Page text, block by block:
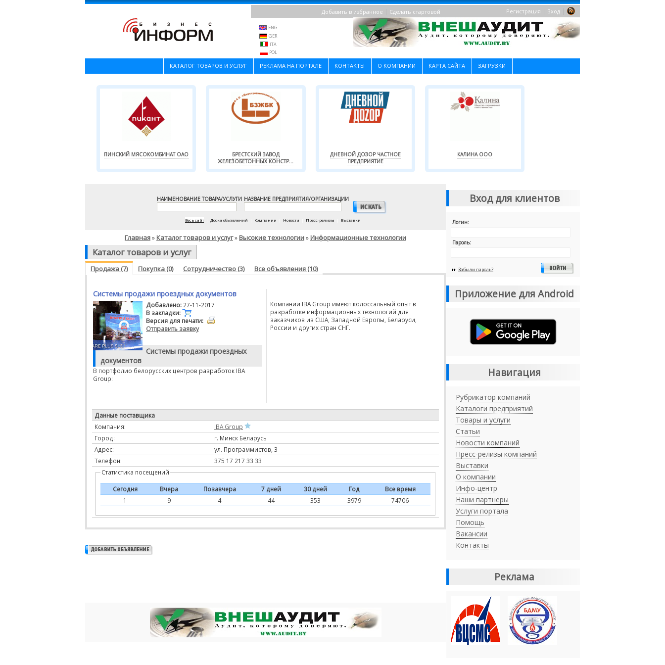
Регистрация Вход
Добавить в избранное Сделать стартовой
ENG
GER
ITA
POL
КАТАЛОГ ТОВАРОВ И УСЛУГ РЕКЛАМА НА ПОРТАЛЕ КОНТАКТЫ О КОМПАНИИ КАРТА САЙТА ЗАГРУЗКИ
ПИНСКИЙ МЯСОКОМБИНАТ ОАО
БРЕСТСКИЙ ЗАВОД
ЖЕЛЕЗОБЕТОННЫХ КОНСТР...
ДНЕВНОЙ ДОЗОР ЧАСТНОЕ
ПРЕДПРИЯТИЕ
КАЛИНА ООО
НАИМЕНОВАНИЕ ТОВАРА/УСЛУГИ НАЗВАНИЕ ПРЕДПРИЯТИЯ/ОРГАНИЗАЦИИ
Весь сайт Доска объявлений Компании Новости Пресс-релизы Выставки
Главная» Каталог товаров и услуг» Высокие технологии» Информационные технологии
Каталог товаров и услуг
Продажа (7) Покупка (0) Сотрудничество (3) Все объявления (10)
Системы продажи проездных документов
Добавлено: 27-11-2017
В закладки:
Версия для печати:
Отправить заявку
Системы продажи проездных
документов
В портфолио белорусских центров разработок IBA
Group:
Компании IBA Group имеют колоссальный опыт в
разработке информационных технологий для
заказчиков из США, Западной Европы, Беларуси,
России и других стран СНГ.
Данные поставщика
Компания:
IBA Group
Город:
г. Минск Беларусь
Адрес:
ул. Программистов, 3
Телефон:
375 17 217 33 33
Статистика посещений
Сегодня Вчера Позавчера 7 дней 30 дней Год
Все время
1
9 4 44 353 3979 74706
Вход для клиентов
Логин:
Пароль:
Забыли пароль?
Приложение для Android
Навигация
Рубрикатор компаний
Каталоги предприятий
Товары и услуги
Статьи
Новости компаний
Пресс-релизы компаний
Выставки
О компании
Инфо-центр
Наши партнеры
Услуги портала
Помощь
Вакансии
Контакты
Реклама